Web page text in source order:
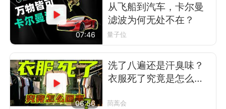
07:46
从飞船到汽车，卡尔曼
滤波为何无处不在？
量子位
06:56
洗了八遍还是汗臭味？
衣服死了究竟是怎么回
茼蒿会